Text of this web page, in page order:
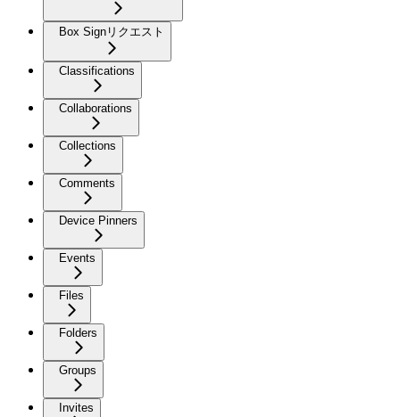
Box Signリクエスト
Classifications
Collaborations
Collections
Comments
Device Pinners
Events
Files
Folders
Groups
Invites